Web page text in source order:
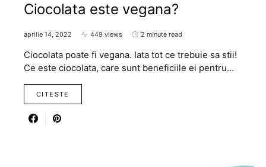
Ciocolata este vegana?
aprilie 14, 2022 449 views 2 minute read
Ciocolata poate fi vegana. Iata tot ce trebuie sa stii!
Ce este ciocolata, care sunt beneficiile ei pentru…
CITESTE